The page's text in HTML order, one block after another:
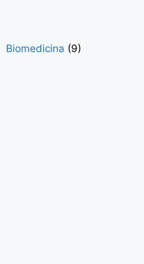
Biomedicina (9)